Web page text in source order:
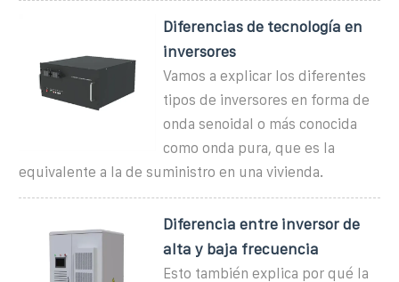
Diferencias de tecnología en
inversores
Vamos a explicar los diferentes
tipos de inversores en forma de
onda senoidal o más conocida
como onda pura, que es la
equivalente a la de suministro en una vivienda.
Diferencia entre inversor de
alta y baja frecuencia
Esto también explica por qué la